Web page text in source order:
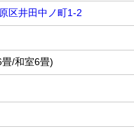
区井田中ノ町1-2
/和室6畳)